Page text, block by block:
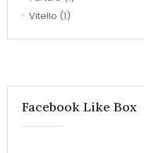
Vitello (1)
Facebook Like Box